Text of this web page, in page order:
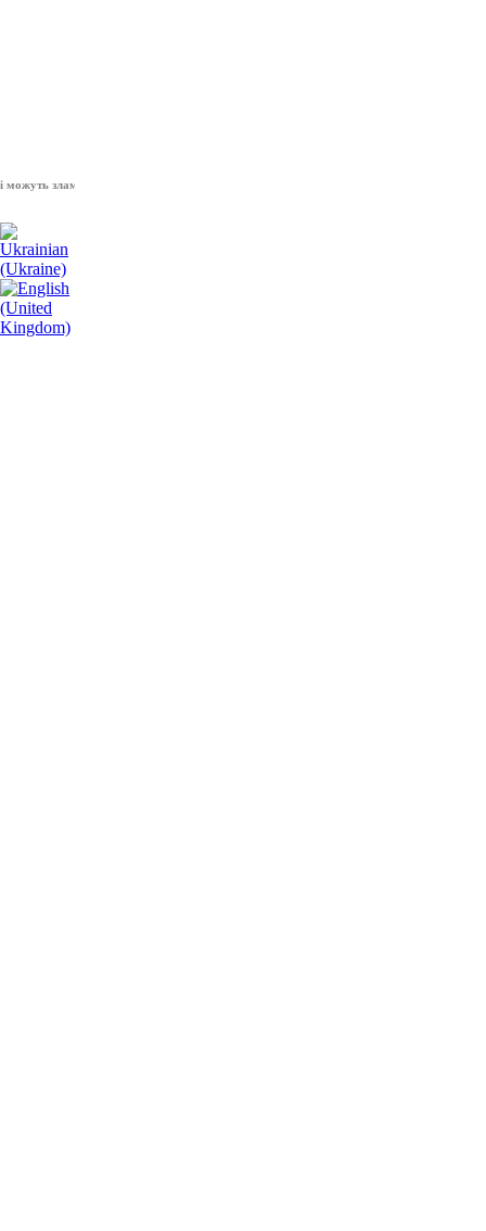
зламати волю народу, - Президент України Володимир Зеленський